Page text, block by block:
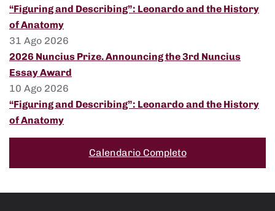
“Figuring and Describing”: Leonardo and the History
of Anatomy
31 Ago 2026
2026 Nuncius Prize. Announcing the 3rd Nuncius
Essay Award
10 Ago 2026
“Figuring and Describing”: Leonardo and the History
of Anatomy
Calendario Completo